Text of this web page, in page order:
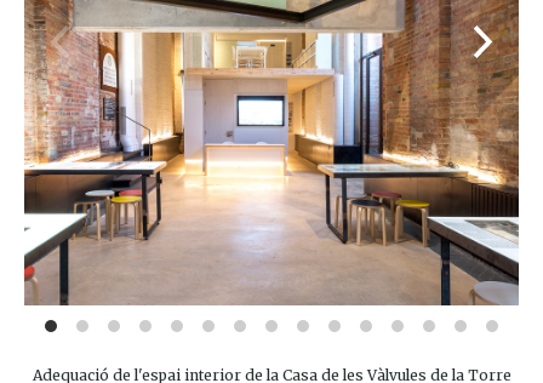
Adequació de l'espai interior de la Casa de les Vàlvules de la Torre